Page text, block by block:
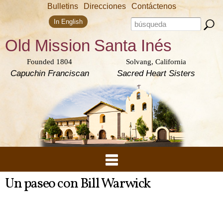
Skip to
content
Bulletins Direcciones Contáctenos
Search form
Search this site
In English
Old Mission
Founded 1804
Capuchin Franciscan
Santa Inés
Solvang, California
Sacred Heart Sisters
Un paseo con Bill Warwick